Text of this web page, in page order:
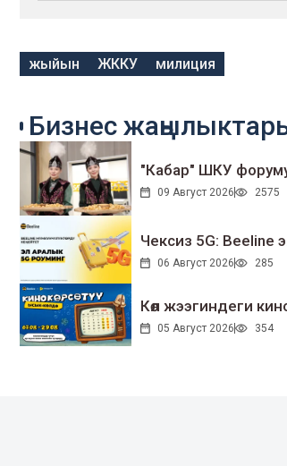
жыйын ЖККУ милиция
Бизнес
"Кабар" ШКУ форумун
09 Август 2026 2575
Чексиз 5G:
06 Август 2026 285
Көл жээгиндеги
05 Август 2026 354